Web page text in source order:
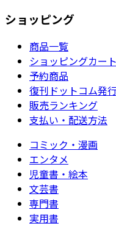
ショッピング
商品一覧
ショッピングカート
予約商品
復刊ドットコム発
販売ランキング
支払い・配送方法
コミック・漫画
エンタメ
児童書・絵本
文芸書
専門書
実用書